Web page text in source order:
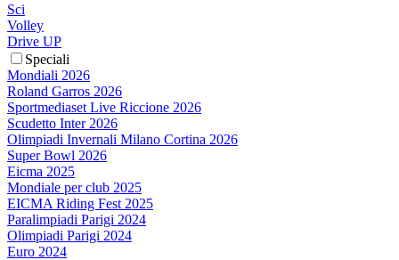
Sci
Volley
Drive UP
Speciali
Mondiali 2026
Roland Garros 2026
Sportmediaset Live Riccione 2026
Scudetto Inter 2026
Olimpiadi Invernali Milano Cortina 2026
Super Bowl 2026
Eicma 2025
Mondiale per club 2025
EICMA Riding Fest 2025
Paralimpiadi Parigi 2024
Olimpiadi Parigi 2024
Euro 2024